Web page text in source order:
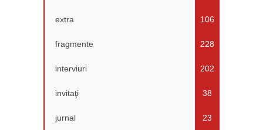
extra 106
fragmente 228
interviuri 202
invitaţi 38
jurnal 23